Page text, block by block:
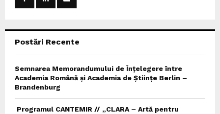
Postări Recente
Semnarea Memorandumului de Înțelegere între
Academia Română și Academia de Științe Berlin –
Brandenburg
Programul CANTEMIR // „CLARA – Artă pentru